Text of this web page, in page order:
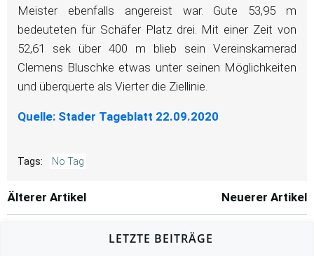
Meister ebenfalls angereist war. Gute 53,95 m
bedeuteten für Schäfer Platz drei. Mit einer Zeit von
52,61 sek über 400 m blieb sein Vereinskamerad
Clemens Bluschke etwas unter seinen Möglichkeiten
und überquerte als Vierter die Ziellinie.
Quelle: Stader Tageblatt 22.09.2020
Tags: No Tag
Post
navigation
Älterer Artikel
navigation
Neuerer Artikel
LETZTE BEITRÄGE